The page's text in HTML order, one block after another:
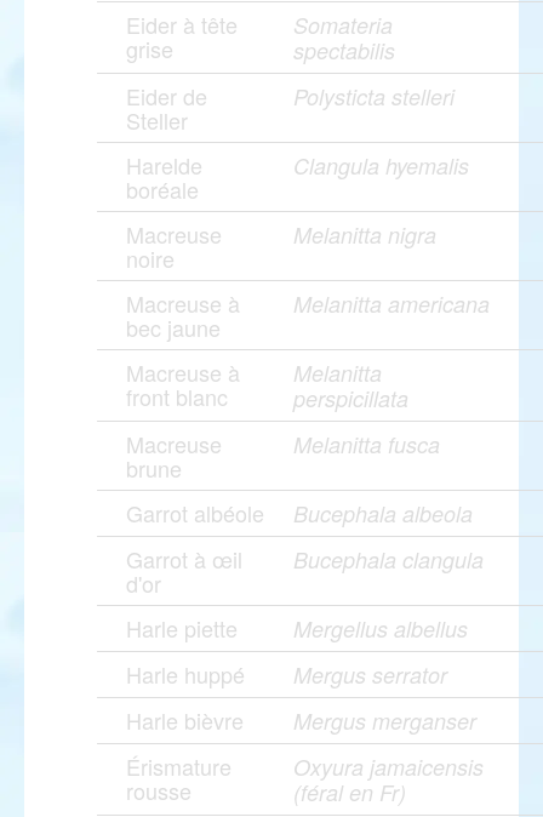
Eider à tête
grise
Somateria
spectabilis
Eider de
Steller
Polysticta stelleri
Harelde
boréale
Clangula hyemalis
Macreuse
noire
Melanitta nigra
Macreuse à
bec jaune
Melanitta americana
Macreuse à
front blanc
Melanitta
perspicillata
Macreuse
brune
Melanitta fusca
Garrot albéole Bucephala albeola
Garrot à œil
d'or
Bucephala clangula
Harle piette Mergellus albellus
Harle huppé Mergus serrator
Harle bièvre Mergus merganser
Érismature
rousse
Oxyura jamaicensis
(féral en Fr)